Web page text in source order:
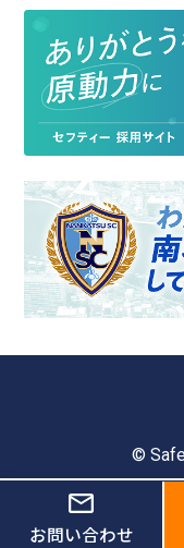
お問い合わせ
©